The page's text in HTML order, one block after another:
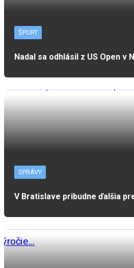
ŠPORT
Nadal sa odhlásil z US Open v
SPRÁVY
V Bratislave pribudne ďalšia